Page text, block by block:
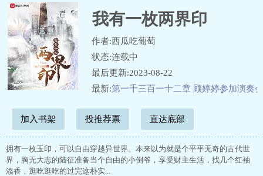
我有一枚两界印
作者:西瓜吃葡萄
状态:连载中
最后更新:2023-08-22
最新:第一千三百一十二章 顾婷婷参加演奏会
加入书架 投推荐票 直达底部
拥有一枚玉印，可以自由穿越异世界。本来以为就是个平平无奇的古代世
界，胸无大志的陆征准备当个自由的小倒爷，享受财主生活，找几个红袖
添香，逛吃逛吃的过完这朴实...